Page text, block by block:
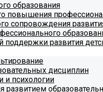
образования
повышения
сопровождения
поддержки развития
дисциплин
и психологии
развитием